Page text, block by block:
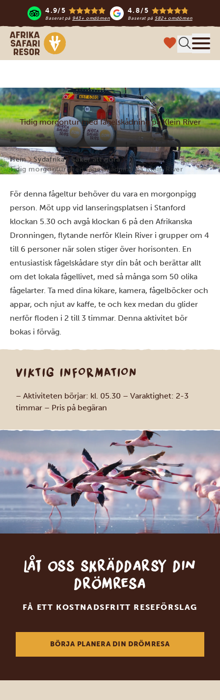
4.9/5
Baserat på 943+ omdömen
4.8/5
Baserat på 582+ omdömen
Safari-resor i Afrika
Tidig morgontur med fågelskådning på Klein River
Hem Sydafrika
Saker att göra
Tidig morgontur med fågelskådning på Klein River
För denna fågeltur behöver du vara en morgonpigg
person. Möt upp vid lanseringsplatsen i Stanford
klockan 5.30 och avgå klockan 6 på den Afrikanska
Dronningen, flytande nerför Klein River i grupper om 4
till 6 personer när solen stiger över horisonten. En
entusiastisk fågelskådare styr din båt och berättar allt
om det lokala fågellivet, med så många som 50 olika
fågelarter. Ta med dina kikare, kamera, fågelböcker och
appar, och njut av kaffe, te och kex medan du glider
nerför floden i 2 till 3 timmar. Denna aktivitet bör
bokas i förväg.
VIKTIG INFORMATION
– Aktiviteten börjar: kl. 05.30 – Varaktighet: 2-3
timmar – Pris på begäran
Låt oss skräddarsy din
drömresa
FÅ ETT KOSTNADSFRITT RESEFÖRSLAG
BÖRJA PLANERA DIN DRÖMRESA